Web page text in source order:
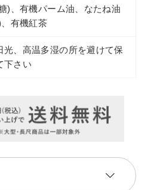
)、有機パーム油、なたね油
有機紅茶
光、高温多湿の所を避けて保
下さい